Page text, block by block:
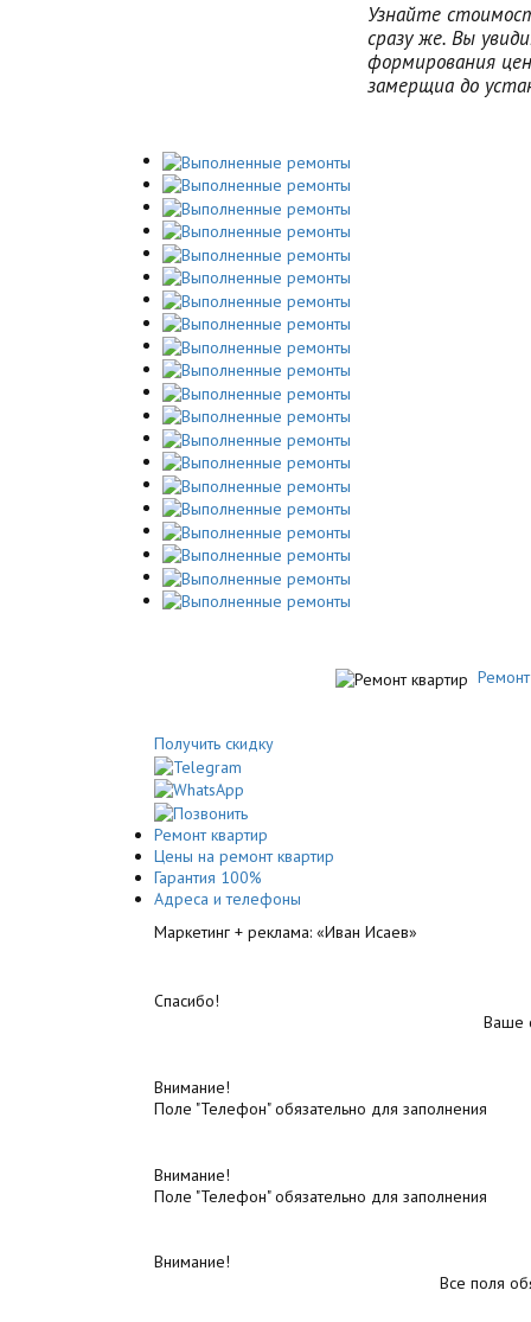
Узнайте
сразу же. Вы
формирования
замерщиа до
Получить скидку
Ремонт квартир
Цены на ремонт квартир
Гарантия 100%
Адреса и телефоны
Маркетинг + реклама: «Иван Исаев»
Спасибо!
Ваше
Внимание!
Поле "Телефон" обязательно для заполнения
Внимание!
Поле "Телефон" обязательно для заполнения
Внимание!
Все поля